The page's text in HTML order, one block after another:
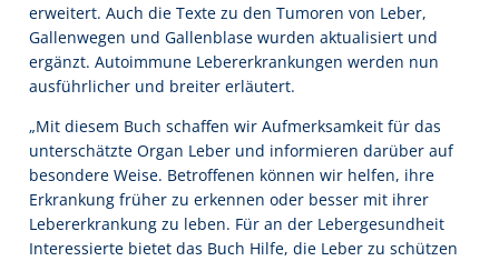
erweitert. Auch die Texte zu den Tumoren von Leber,
Gallenwegen und Gallenblase wurden aktualisiert und
ergänzt. Autoimmune Lebererkrankungen werden nun
ausführlicher und breiter erläutert.
„Mit diesem Buch schaffen wir Aufmerksamkeit für das
unterschätzte Organ Leber und informieren darüber auf
besondere Weise. Betroffenen können wir helfen, ihre
Erkrankung früher zu erkennen oder besser mit ihrer
Lebererkrankung zu leben. Für an der Lebergesundheit
Interessierte bietet das Buch Hilfe, die Leber zu schützen